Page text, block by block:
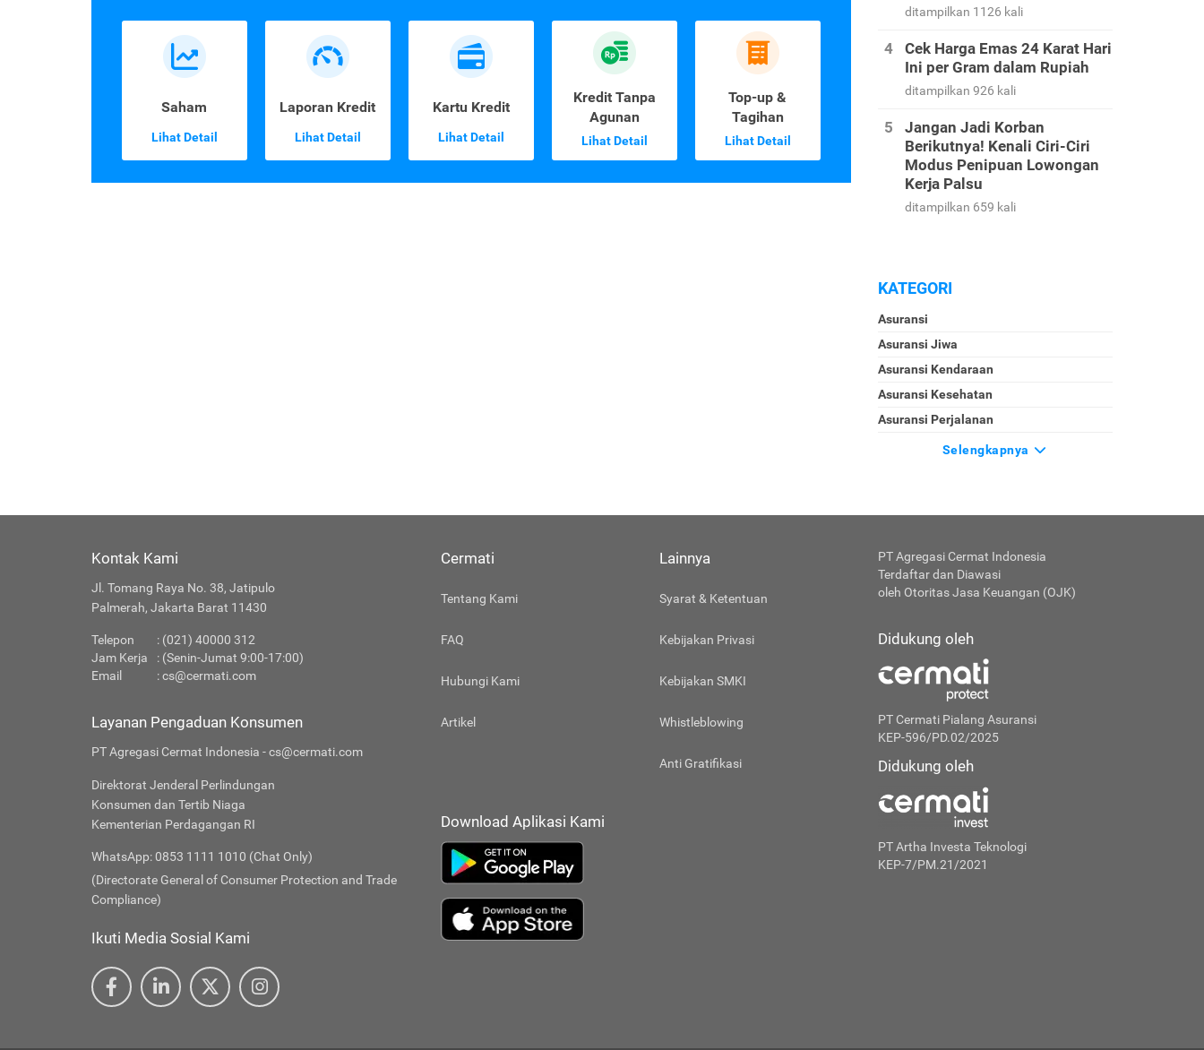
Saham
Lihat Detail
Laporan Kredit
Lihat Detail
Kartu Kredit
Lihat Detail
Kredit Tanpa
Agunan
Lihat Detail
Top-up &
Tagihan
Lihat Detail
ditampilkan 1126 kali
Cek Harga Emas 24 Karat Hari
Ini per Gram dalam Rupiah
ditampilkan 926 kali
Jangan Jadi Korban
Berikutnya! Kenali Ciri-Ciri
Modus Penipuan Lowongan
Kerja Palsu
ditampilkan 659 kali
KATEGORI
Asuransi
Asuransi Jiwa
Asuransi Kendaraan
Asuransi Kesehatan
Asuransi Perjalanan
Selengkapnya
Kontak Kami
Jl. Tomang Raya No. 38, Jatipulo
Palmerah, Jakarta Barat 11430
Telepon
: (021) 40000 312
Jam Kerja
: (Senin-Jumat 9:00-17:00)
Email
:cs@cermati.com
Layanan Pengaduan Konsumen
PT Agregasi Cermat Indonesia - cs@cermati.com
Direktorat Jenderal Perlindungan
Konsumen dan Tertib Niaga
Kementerian Perdagangan RI
WhatsApp: 0853 1111 1010 (Chat Only)
(Directorate General of Consumer Protection and Trade
Compliance)
Ikuti Media Sosial Kami
Cermati
Tentang Kami
FAQ
Hubungi Kami
Artikel
Lainnya
Syarat & Ketentuan
Kebijakan Privasi
Kebijakan SMKI
Whistleblowing
Anti Gratifikasi
Download Aplikasi Kami
PT Agregasi Cermat Indonesia
Terdaftar dan Diawasi
oleh Otoritas Jasa Keuangan (OJK)
Didukung oleh
PT Cermati Pialang Asuransi
KEP-596/PD.02/2025
Didukung oleh
PT Artha Investa Teknologi
KEP-7/PM.21/2021